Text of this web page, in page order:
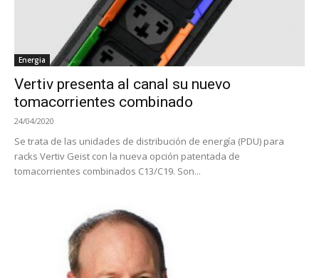
Energia
Vertiv presenta al canal su nuevo
tomacorrientes combinado
24/04/2020
Se trata de las unidades de distribución de energía (PDU) para
racks Vertiv Geist con la nueva opción patentada de
tomacorrientes combinados C13/C19. Son...